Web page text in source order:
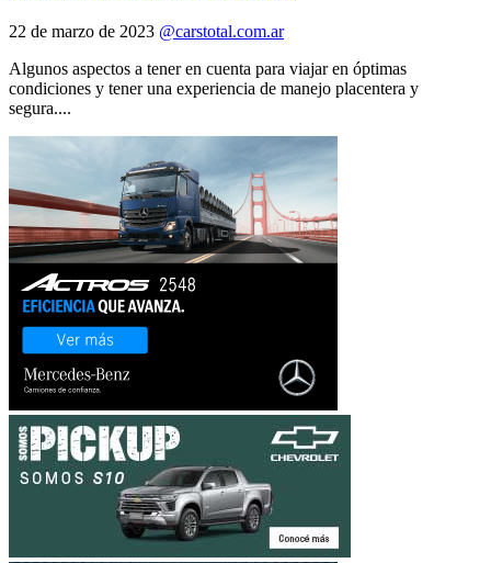
22 de marzo de 2023 @carstotal.com.ar
Algunos aspectos a tener en cuenta para viajar en óptimas
condiciones y tener una experiencia de manejo placentera y
segura....